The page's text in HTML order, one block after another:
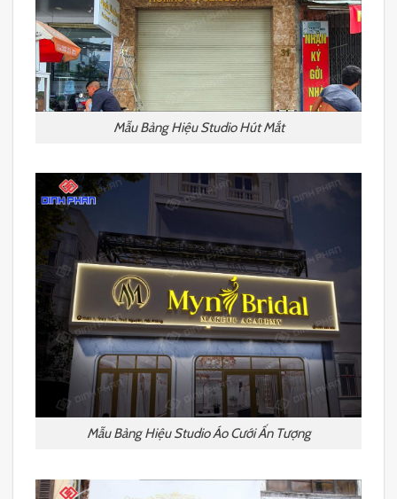
Mẫu Bảng Hiệu Studio Hút Mắt
Mẫu Bảng Hiệu Studio Áo Cưới Ấn Tượng